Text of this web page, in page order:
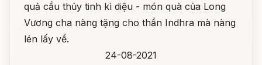
quả cầu thủy tinh kì diệu - món quà của Long
Vương cha nàng tặng cho thần Indhra mà nàng
lén lấy về.
24-08-2021